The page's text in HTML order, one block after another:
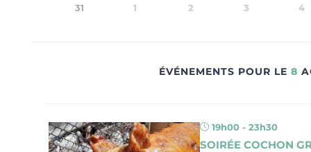
31 1 2 3 4
ÉVÉNEMENTS POUR LE 8
19h00 - 23h30
SOIRÉE COCHON